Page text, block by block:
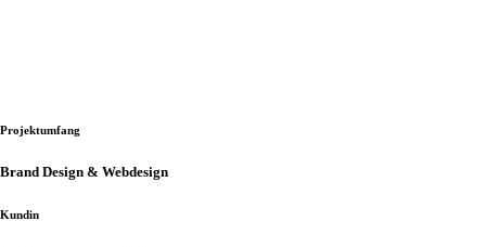
Projektumfang
Brand Design & Webdesign
Kundin